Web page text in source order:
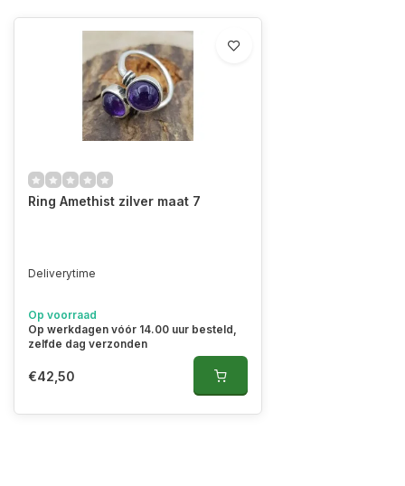
Ring Amethist zilver maat 7
Deliverytime
Op voorraad
Op werkdagen vóór 14.00 uur besteld,
zelfde dag verzonden
€42,50